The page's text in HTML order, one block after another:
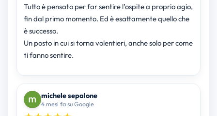
Tutto è pensato per far sentire l’ospite a proprio agio,
fin dal primo momento. Ed è esattamente quello che
è successo.
Un posto in cui si torna volentieri, anche solo per come
ti fanno sentire.
michele sepalone
4 mesi fa su Google